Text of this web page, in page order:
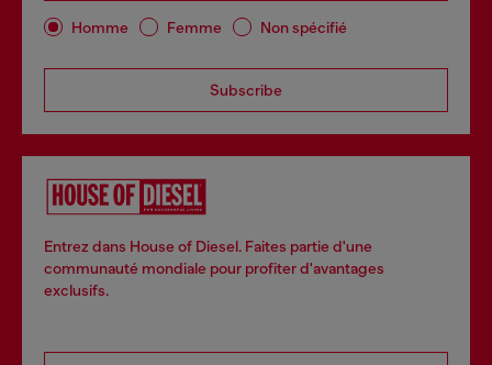
Homme Femme Non spécifié
Subscribe
Entrez dans House of Diesel. Faites partie d'une
communauté mondiale pour profiter d'avantages
exclusifs.